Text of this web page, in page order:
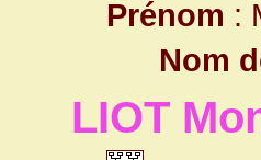
Prénom :
Nom
LIOT